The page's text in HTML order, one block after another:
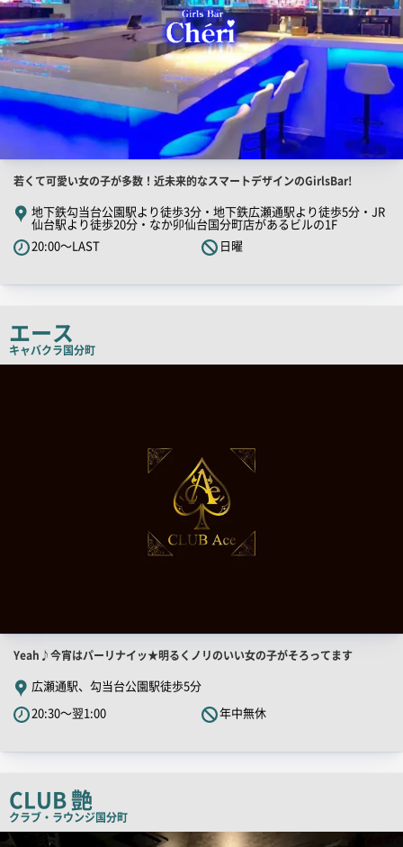
店
舗
PR
キ
ッ
コ
ピ
若くて可愛い女の子が多数！近未来的なスマートデザインのGirlsBar!
地下鉄勾当台公園駅より徒歩3分・地下鉄広瀬通駅より徒歩5分・JR
仙台駅より徒歩20分・なか卯仙台国分町店があるビルの1F
20:00～LAST
日曜
エース
キャバクラ国分町
店
店
舗
PR
キ
コ
ピ
Yeah♪今宵はパーリナイッ★明るくノリのいい女の子がそろってます
広瀬通駅、勾当台公園駅徒歩5分
20:30～翌1:00
年中無休
CLUB 艶
クラブ・ラウンジ国分町
店